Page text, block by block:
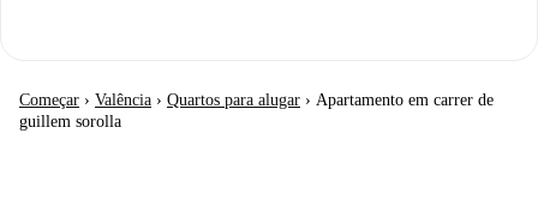
Começar › Valência › Quartos para alugar › Apartamento em carrer de
guillem sorolla